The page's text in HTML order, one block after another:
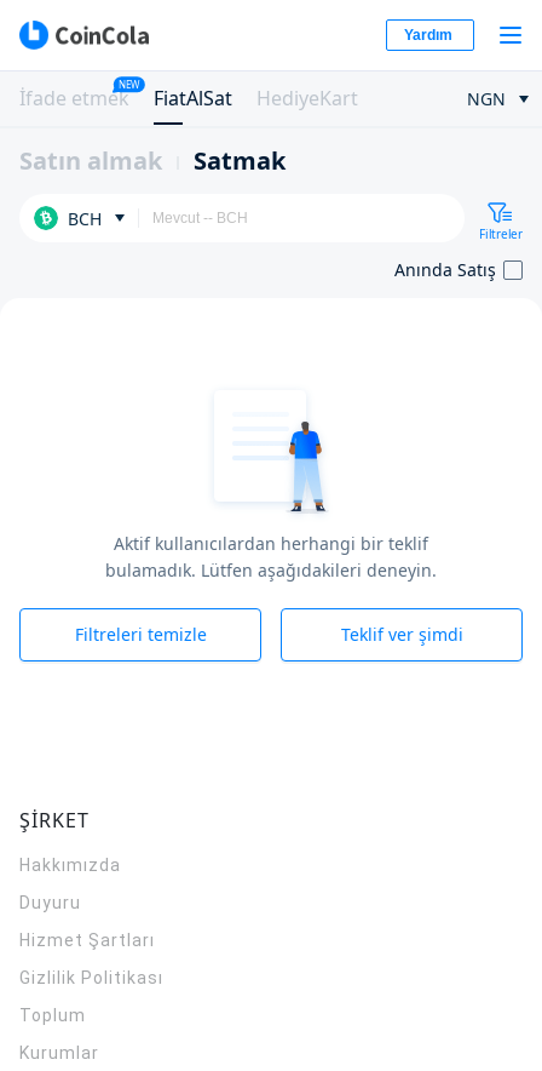
Yardım
İfade etmek
NEW
FiatAlSat HediyeKart NGN
Satın almak Satmak
BCH
Filtreler
Anında Satış
Aktif kullanıcılardan herhangi bir teklif
bulamadık. Lütfen aşağıdakileri deneyin.
Filtreleri temizle Teklif ver şimdi
ŞİRKET
Hakkımızda
Duyuru
Hizmet Şartları
Gizlilik Politikası
Toplum
Kurumlar